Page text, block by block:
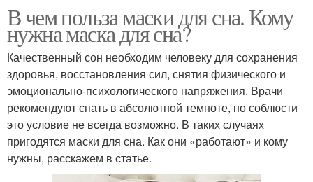
В чем польза маски для сна. Кому
нужна маска для сна?
Качественный сон необходим человеку для сохранения
здоровья, восстановления сил, снятия физического и
эмоционально-психологического напряжения. Врачи
рекомендуют спать в абсолютной темноте, но соблюсти
это условие не всегда возможно. В таких случаях
пригодятся маски для сна. Как они «работают» и кому
нужны, расскажем в статье.